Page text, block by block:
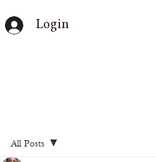
Login
All Posts